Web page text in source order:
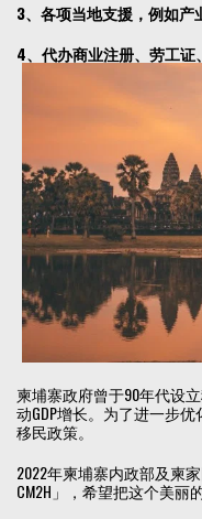
3、各项当地支援，例如
4、代办商业注册、劳工
柬埔寨政府曾于90年代设
动GDP增长。为了进一步
移民政策。
2022年柬埔寨内政部及柬
CM2H」，希望把这个美丽